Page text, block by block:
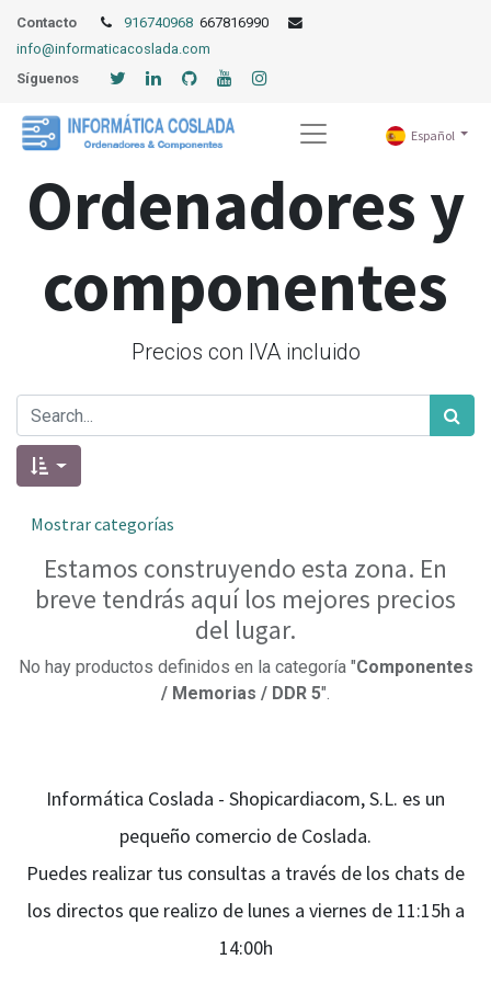
Contacto 916740968 667816990
info@informaticacoslada.com
Síguenos
Español
Ordenadores y
componentes
Precios con IVA incluido
Mostrar categorías
Estamos construyendo esta zona. En
breve tendrás aquí los mejores precios
del lugar.
No hay productos definidos en la categoría "Componentes
/ Memorias / DDR 5".
Informática Coslada - Shopicardiacom, S.L. es un
pequeño comercio de Coslada.
Puedes realizar tus consultas a través de los chats de
los directos que realizo de lunes a viernes de 11:15h a
14:00h